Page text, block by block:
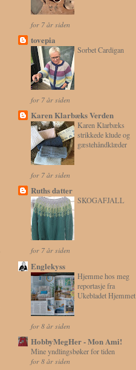
for 7 år siden
tovepia
Sorbet Cardigan
for 7 år siden
Karen Klarbæks Verden
Karen Klarbæks
strikkede klude og
gæstehåndklæder
for 7 år siden
Ruths datter
SKOGAFJALL
for 7 år siden
Englekyss
Hjemme hos meg
reportasje fra
Ukebladet Hjemmet
for 8 år siden
HobbyMegHer - Mon Ami!
Mine yndlingsbøker for tiden
for 8 år siden